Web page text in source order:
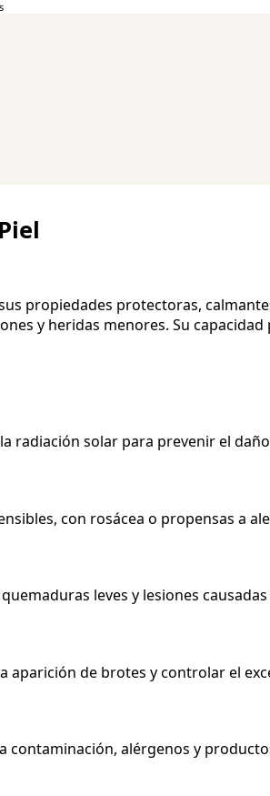
propiedades protectoras,
y heridas menores. Su
radiación solar para prevenir el
con rosácea o propensas a
leves y lesiones
de brotes y controlar el
alérgenos y